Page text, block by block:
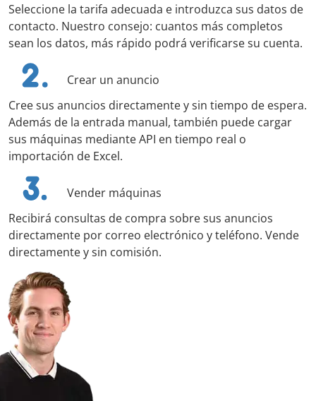
Seleccione la tarifa adecuada e introduzca sus datos de
contacto. Nuestro consejo: cuantos más completos
sean los datos, más rápido podrá verificarse su cuenta.
Crear un anuncio
Cree sus anuncios directamente y sin tiempo de espera.
Además de la entrada manual, también puede cargar
sus máquinas mediante API en tiempo real o
importación de Excel.
Vender máquinas
Recibirá consultas de compra sobre sus anuncios
directamente por correo electrónico y teléfono. Vende
directamente y sin comisión.